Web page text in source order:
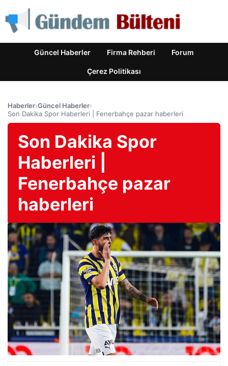
Güncel Haberler Firma Rehberi Forum
Çerez Politikası
Haberler›Güncel Haberler›
Son Dakika Spor Haberleri | Fenerbahçe pazar haberleri
Son Dakika Spor
Haberleri |
Fenerbahçe pazar
haberleri